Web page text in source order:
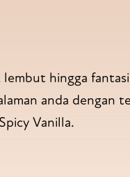
lembut hingga
anda dengan
Vanilla.